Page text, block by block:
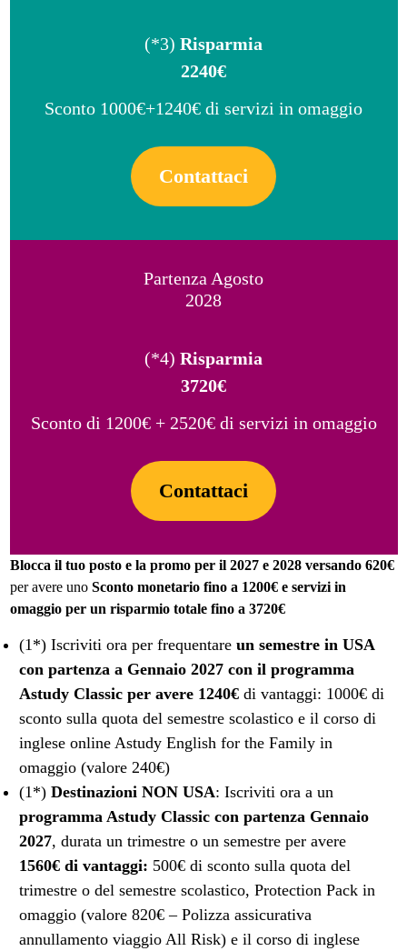
(*3) Risparmia
2240€
Sconto 1000€+1240€ di servizi in omaggio
Contattaci
Partenza Agosto
2028
(*4) Risparmia
3720€
Sconto di 1200€ + 2520€ di servizi in omaggio
Contattaci
Blocca il tuo posto e la promo per il 2027 e 2028 versando 620€
per avere uno Sconto monetario fino a 1200€ e servizi in
omaggio per un risparmio totale fino a 3720€
(1*) Iscriviti ora per frequentare un semestre in USA
con partenza a Gennaio 2027 con il programma
Astudy Classic per avere 1240€ di vantaggi: 1000€ di
sconto sulla quota del semestre scolastico e il corso di
inglese online Astudy English for the Family in
omaggio (valore 240€)
(1*) Destinazioni NON USA: Iscriviti ora a un
programma Astudy Classic con partenza Gennaio
2027, durata un trimestre o un semestre per avere
1560€ di vantaggi: 500€ di sconto sulla quota del
trimestre o del semestre scolastico, Protection Pack in
omaggio (valore 820€ – Polizza assicurativa
annullamento viaggio All Risk) e il corso di inglese